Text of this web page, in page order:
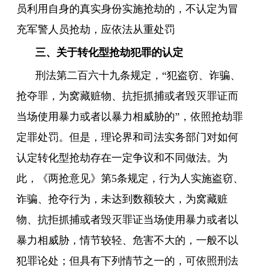
员利用自身的真实身份实施抢劫的，不认定为冒
充军警人员抢劫，应依法从重处罚
三、关于转化型抢劫犯罪的认定
刑法第二百六十九条规定，“犯盗窃、诈骗、
抢夺罪 ，为窝藏赃物、抗拒抓捕或者毁灭罪证而
当场使用暴力或者以暴力相威胁的”，依照抢劫罪
定罪处罚。但是，理论界和司法实务部门对如何
认定转化型抢劫存在一定争议和不同做法。为
此，《两抢意见》第5条规定，行为人实施盗窃、
诈骗、抢夺行为，未达到数额较大，为窝藏赃
物、抗拒抓捕或者毁灭罪证当场使用暴力或者以
暴力相威胁，情节较轻、危害不大的，一般不以
犯罪论处；但具有下列情节之一的，可依照刑法